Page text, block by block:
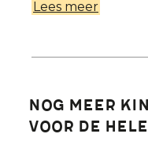
Lees meer
Nog meer
voor de